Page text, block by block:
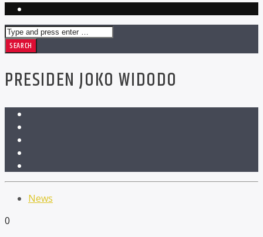
PRESIDEN JOKO WIDODO
News
0